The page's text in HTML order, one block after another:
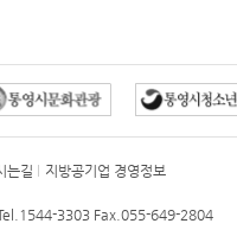
는길 지방공기업 경영정보
3303 Fax.055-649-2804